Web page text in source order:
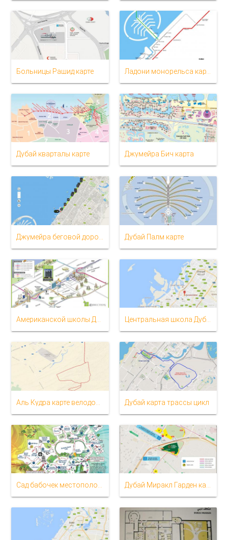
Больницы Рашид карте Ладони монорельса карте
Дубай кварталы карте Джумейра Бич карта
Дубай Палм карте
Американской школы Дубая расположение на карте Центральная школа Дубаи расположение на карте
Дубай карта трассы цикл
Сад бабочек местоположение на карте Дубай Миракл Гарден карте